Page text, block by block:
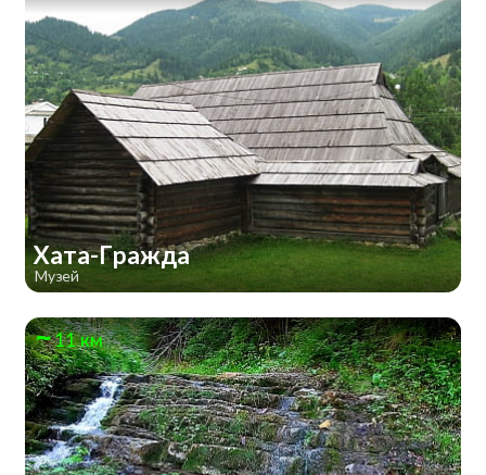
Хата-Гражда
Музей
11 км